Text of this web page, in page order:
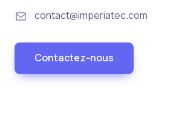
contact@imperiatec.com
Contactez-nous